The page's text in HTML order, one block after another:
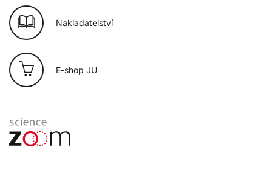
Nakladatelství
E-shop JU